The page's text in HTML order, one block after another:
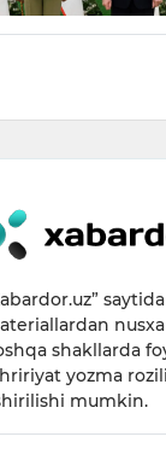
shakllarda
yozma
mumkin.